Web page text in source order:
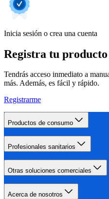
Inicia sesión o crea una cuenta
Registra tu producto
Tendrás acceso inmediato a
más. Además, es fácil y rápido.
Registrarme
Productos de consumo
Profesionales sanitarios
Otras soluciones comerciales
Acerca de nosotros